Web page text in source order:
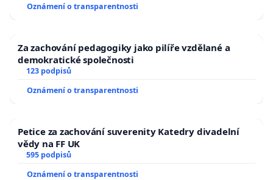
Oznámení o transparentnosti
Za zachování pedagogiky jako pilíře vzdělané a
demokratické společnosti
123 podpisů
Oznámení o transparentnosti
Petice za zachování suverenity Katedry divadelní
vědy na FF UK
595 podpisů
Oznámení o transparentnosti